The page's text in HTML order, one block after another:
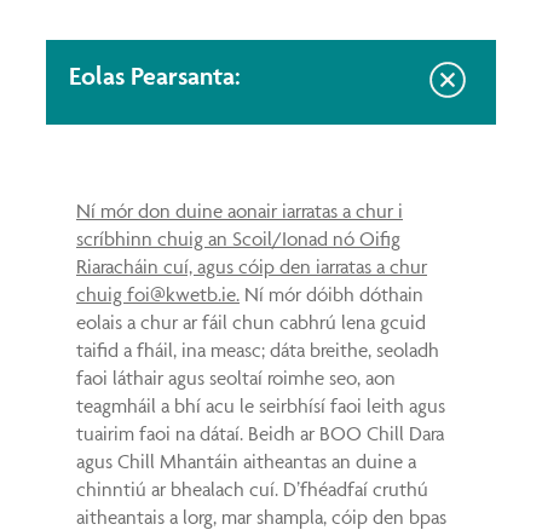
Eolas Pearsanta:
Ní mór don duine aonair iarratas a chur i
scríbhinn chuig an Scoil/Ionad nó Oifig
Riaracháin cuí, agus cóip den iarratas a chur
chuig foi@kwetb.ie. Ní mór dóibh dóthain
eolais a chur ar fáil chun cabhrú lena gcuid
taifid a fháil, ina measc; dáta breithe, seoladh
faoi láthair agus seoltaí roimhe seo, aon
teagmháil a bhí acu le seirbhísí faoi leith agus
tuairim faoi na dátaí. Beidh ar BOO Chill Dara
agus Chill Mhantáin aitheantas an duine a
chinntiú ar bhealach cuí. D’fhéadfaí cruthú
aitheantais a lorg, mar shampla, cóip den bpas